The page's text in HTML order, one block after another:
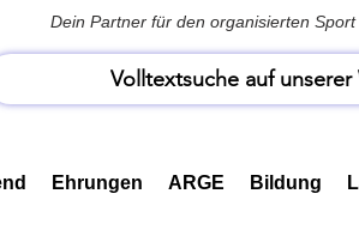
Dein Partner für den organisierten Sport
Volltextsuche auf
Ehrungen ARGE Bildung